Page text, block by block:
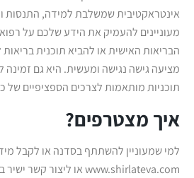
אינטראקטיבית שמשלבת למידה, התנסות
מעוניינים להעמיק את הידע שלכם על
הבריאות האישית או להביא תוכנית בריאות
מציעה גישה נגישה ומעשית. היא גם זמינה
תוכניות מותאמות לצרכים הספציפיים של
איך מצטרפים?
למי שמעוניין להשתתף בסדנה או לקבל